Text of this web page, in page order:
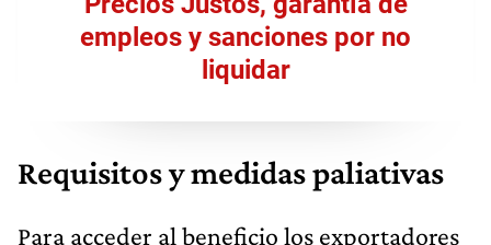
empleos y sanciones por no
liquidar
Requisitos y medidas paliativas
Para acceder al beneficio los exportadores